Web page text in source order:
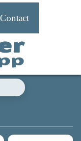
Contact